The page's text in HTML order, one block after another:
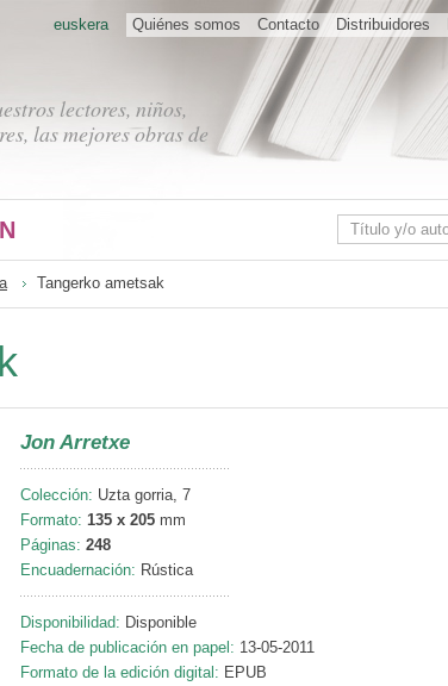
lectores, niños,
las mejores obras de
Quiénes somos Contacto Distribuidores
euskera
Tangerko ametsak
Jon Arretxe
Colección: Uzta gorria, 7
Formato: 135 x 205 mm
Páginas: 248
Encuadernación: Rústica
Disponibilidad: Disponible
Fecha de publicación en papel: 13-05-2011
Formato de la edición digital: EPUB